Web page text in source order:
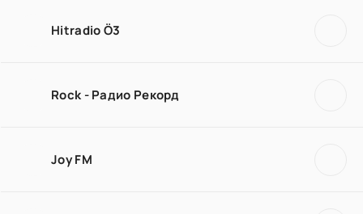
Hitradio Ö3
Rock - Радио Рекорд
Joy FM